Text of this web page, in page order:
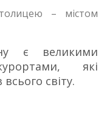
– містом
є великими
які
світу.